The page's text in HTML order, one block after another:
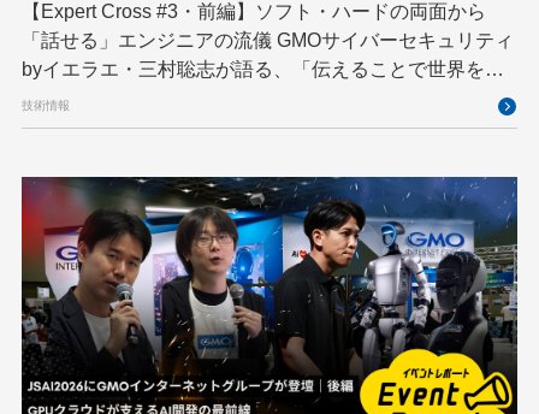
研究開発 耐量子暗号 脆弱性診断 開発者
【Expert Cross #3・前編】ソフト・ハードの両面から
「話せる」エンジニアの流儀 GMOサイバーセキュリティ
byイエラエ・三村聡志が語る、「伝えることで世界を良
くする」エキスパートの在り方
技術情報